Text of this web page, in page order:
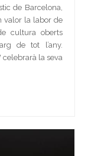
de Barcelona,
valor la labor de
cultura oberts
de tot l’any.
celebrarà la seva